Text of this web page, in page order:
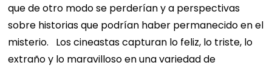
que de otro modo se perderían y a perspectivas
sobre historias que podrían haber permanecido en el
misterio.
Los cineastas capturan lo feliz, lo triste, lo
extraño y lo maravilloso en una variedad de